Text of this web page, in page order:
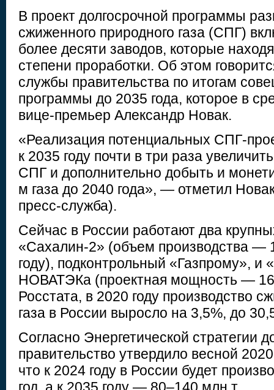
В проект долгосрочной программы
сжиженного природного газа (СПГ)
более десяти заводов, которые
степени проработки. Об этом
службы правительства по итогам
программы до 2035 года, которое в
вице-премьер Александр Новак.
«Реализация потенциальных СПГ-
к 2035 году почти в три раза
СПГ и дополнительно добыть и
м газа до 2040 года», — отметил
пресс-служба).
Сейчас в России работают два
«Сахалин-2» (объем производства —
году), подконтрольный «Газпрому»,
НОВАТЭКа (проектная мощность —
Росстата, в 2020 году производство
газа в России выросло на 3,5%, до
Согласно Энергетической стратегии
правительство утвердило весной
что к 2024 году в России будет